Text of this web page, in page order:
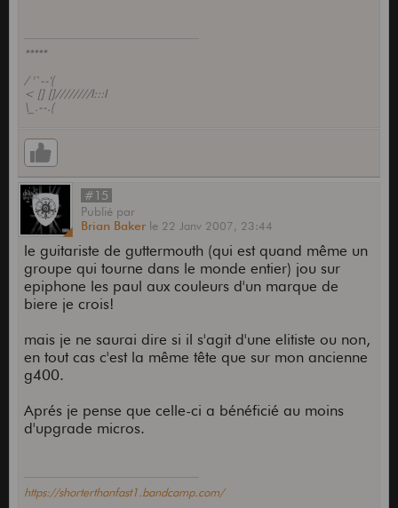
*****
/ '`--'(
< [] []////////I:::I
\_.--.(
#15
Publié par
Brian Baker le 22 Janv 2007, 23:44
le guitariste de guttermouth (qui est quand même un
groupe qui tourne dans le monde entier) jou sur
epiphone les paul aux couleurs d'un marque de
biere je crois!
mais je ne saurai dire si il s'agit d'une elitiste ou non,
en tout cas c'est la même tête que sur mon ancienne
g400.
Aprés je pense que celle-ci a bénéficié au moins
d'upgrade micros.
https://shorterthanfast1.bandcamp.com/